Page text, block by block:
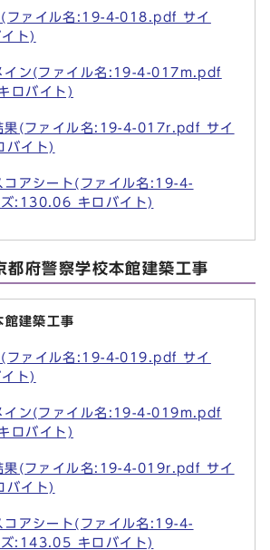
(ファイル名:19-4-018.pdf サイ
ト)
イン(ファイル名:19-4-017m.pdf
ロバイト)
果(ファイル名:19-4-017r.pdf サイ
イト)
コアシート(ファイル名:19-4-
:130.06 キロバイト)
府警察学校本館建築工事
館建築工事
(ファイル名:19-4-019.pdf サイ
ト)
イン(ファイル名:19-4-019m.pdf
ロバイト)
果(ファイル名:19-4-019r.pdf サイ
イト)
コアシート(ファイル名:19-4-
:143.05 キロバイト)